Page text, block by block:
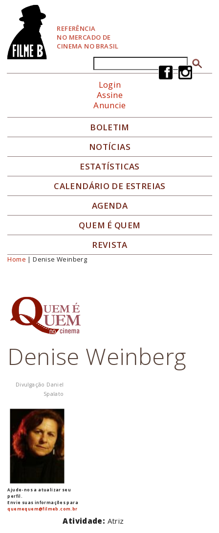
REFERÊNCIA
NO MERCADO DE
CINEMA NO BRASIL
Formulário de busca
Login
Assine
Anuncie
BOLETIM
NOTÍCIAS
ESTATÍSTICAS
CALENDÁRIO DE ESTREIAS
AGENDA
QUEM É QUEM
REVISTA
Você está aqui
Home | Denise Weinberg
Denise Weinberg
Divulgação Daniel
Spalato
Ajude-nos a atualizar seu
perfil.
Envie suas informações para
quemequem@filmeb.com.br
Atividade: Atriz